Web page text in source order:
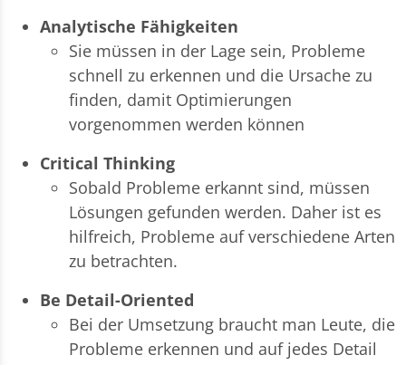
Analytische Fähigkeiten
Sie müssen in der Lage sein, Probleme
schnell zu erkennen und die Ursache zu
finden, damit Optimierungen
vorgenommen werden können
Critical Thinking
Sobald Probleme erkannt sind, müssen
Lösungen gefunden werden. Daher ist es
hilfreich, Probleme auf verschiedene Arten
zu betrachten.
Be Detail-Oriented
Bei der Umsetzung braucht man Leute, die
Probleme erkennen und auf jedes Detail